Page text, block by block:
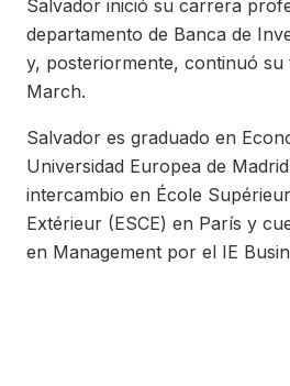
Salvador inició su carrera
departamento de Banca de
y, posteriormente, continuó su
March.
Salvador es graduado en
Universidad Europea de
intercambio en École
Extérieur (ESCE) en París y
en Management por el IE